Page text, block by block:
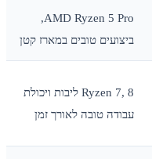
AMD Ryzen 5 Pro,
ביצועים טובים במארז קטן
Ryzen 7, 8 ליבות ויכולת
עבודה טובה לאורך זמן